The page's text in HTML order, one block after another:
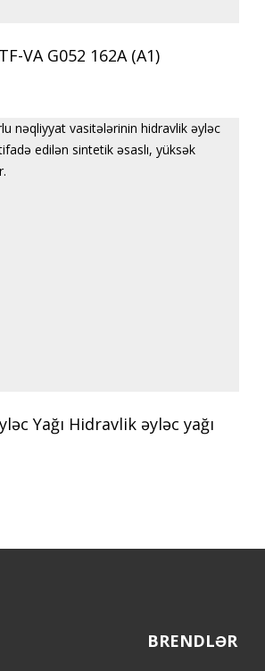
VA G052 162A (A1)
Yağı Hidravlik əyləc yağı
BRENDLƏR